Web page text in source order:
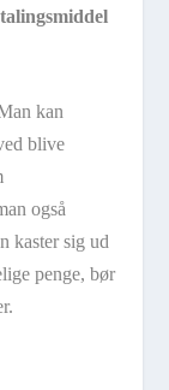
kan
blive
også
kaster sig ud
penge, bør